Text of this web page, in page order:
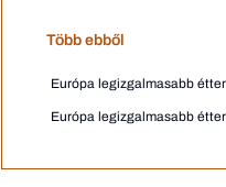
Több ebből
Európa legizgalmasabb
Európa legizgalmasabb